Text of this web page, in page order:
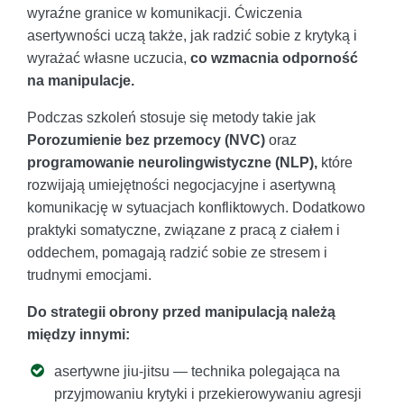
wyraźne granice w komunikacji. Ćwiczenia
asertywności uczą także, jak radzić sobie z krytyką i
wyrażać własne uczucia, co wzmacnia odporność
na manipulacje.
Podczas szkoleń stosuje się metody takie jak
Porozumienie bez przemocy (NVC) oraz
programowanie neurolingwistyczne (NLP), które
rozwijają umiejętności negocjacyjne i asertywną
komunikację w sytuacjach konfliktowych. Dodatkowo
praktyki somatyczne, związane z pracą z ciałem i
oddechem, pomagają radzić sobie ze stresem i
trudnymi emocjami.
Do strategii obrony przed manipulacją należą
między innymi:
asertywne jiu-jitsu — technika polegająca na
przyjmowaniu krytyki i przekierowywaniu agresji